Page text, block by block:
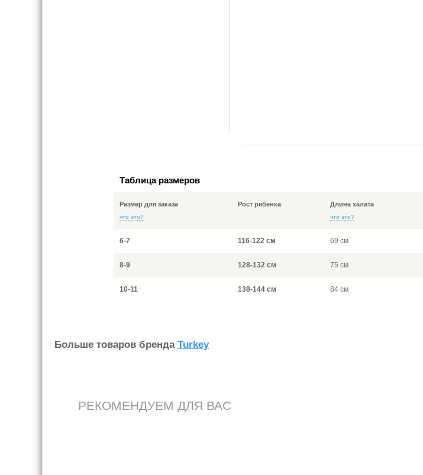
Таблица размеров
Размер для заказа
что это?
Рост ребенка Длина халата
что это?
6-7 116-122 см 69 см
8-9 128-132 см 75 см
10-11 138-144 см 84 см
Больше товаров бренда Turkey
РЕКОМЕНДУЕМ ДЛЯ ВАС